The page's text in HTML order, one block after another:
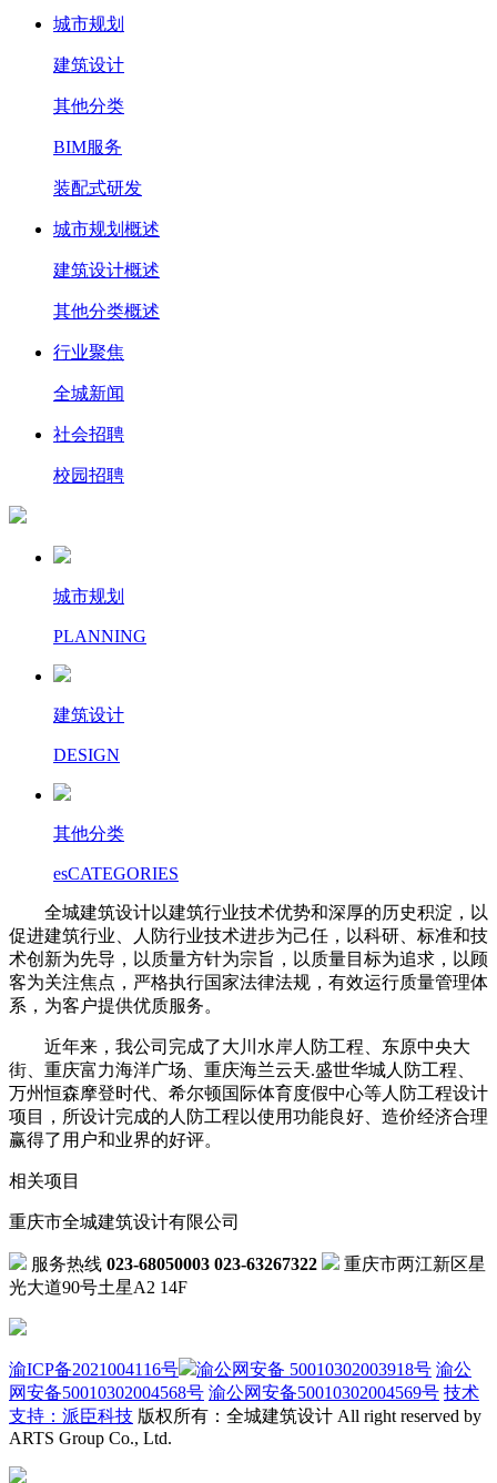
城市规划
建筑设计
其他分类
BIM服务
装配式研发
城市规划概述
建筑设计概述
其他分类概述
行业聚焦
全城新闻
社会招聘
校园招聘
城市规划
PLANNING
建筑设计
DESIGN
其他分类
esCATEGORIES
全城建筑设计以建筑行业技术优势和深厚的历史积淀，以
促进建筑行业、人防行业技术进步为己任，以科研、标准和技
术创新为先导，以质量方针为宗旨，以质量目标为追求，以顾
客为关注焦点，严格执行国家法律法规，有效运行质量管理体
系，为客户提供优质服务。
近年来，我公司完成了大川水岸人防工程、东原中央大
街、重庆富力海洋广场、重庆海兰云天.盛世华城人防工程、
万州恒森摩登时代、希尔顿国际体育度假中心等人防工程设计
项目，所设计完成的人防工程以使用功能良好、造价经济合理
赢得了用户和业界的好评。
相关项目
重庆市全城建筑设计有限公司
服务热线 023-68050003 023-63267322
重庆市两江新区星
光大道90号土星A2 14F
渝ICP备2021004116号 渝公网安备 50010302003918号 渝公
网安备50010302004568号 渝公网安备50010302004569号 技术
支持：派臣科技 版权所有：全城建筑设计 All right reserved by
ARTS Group Co., Ltd.